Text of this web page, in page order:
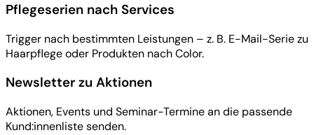
Pflegeserien nach Services
Trigger nach bestimmten Leistungen – z. B. E-Mail-Serie zu
Haarpflege oder Produkten nach Color.
Newsletter zu Aktionen
Aktionen, Events und Seminar-Termine an die passende
Kund:innenliste senden.